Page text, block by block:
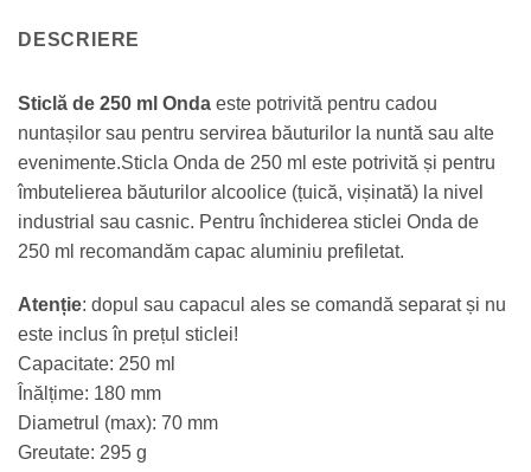
DESCRIERE
Sticlă de 250 ml Onda este potrivită pentru cadou
nuntașilor sau pentru servirea băuturilor la nuntă sau alte
evenimente.Sticla Onda de 250 ml este potrivită și pentru
îmbutelierea băuturilor alcoolice (țuică, vișinată) la nivel
industrial sau casnic. Pentru închiderea sticlei Onda de
250 ml recomandăm capac aluminiu prefiletat.
Atenție: dopul sau capacul ales se comandă separat și nu
este inclus în prețul sticlei!
Capacitate: 250 ml
Înălțime: 180 mm
Diametrul (max): 70 mm
Greutate: 295 g